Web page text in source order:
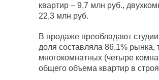
квартир – 9,7 млн руб.,
22,3 млн руб.
В продаже преобладают
доля составляла 86,1%
многокомнатных (четыре
общего объема квартир в